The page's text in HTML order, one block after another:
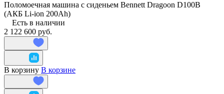
Поломоечная машина с сиденьем Bennett Dragoon D100B
(АКБ Li-ion 200Ah)
Есть в наличии
2 122 600 руб.
В корзину В корзине